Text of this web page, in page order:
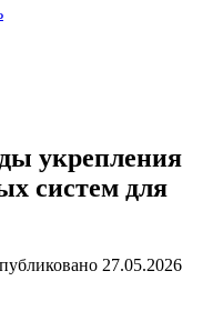
укрепления
систем для
27.05.2026